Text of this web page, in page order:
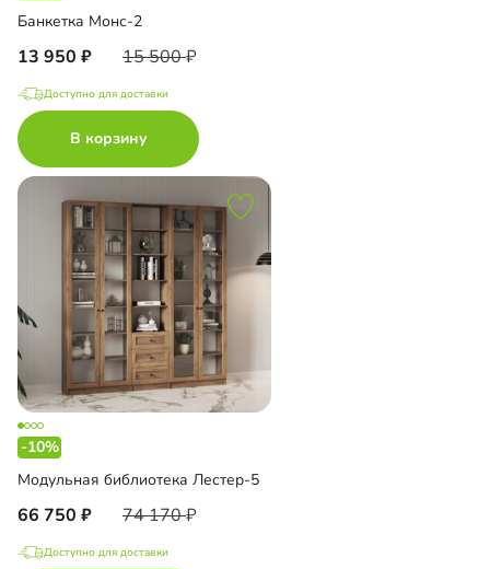
Банкетка Монс-2
13 950 15 500
Доступно для доставки
В корзину
-10%
Модульная библиотека Лестер-5
66 750 74 170
Доступно для доставки